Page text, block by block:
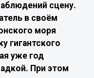
сцену.
в своём
моря
гигантского
уже год
При этом